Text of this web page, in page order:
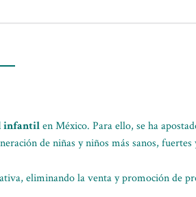
infantilen México. Para ello, se ha
de niñas y niños más sanos, fuertes
eliminando la venta y promoción de